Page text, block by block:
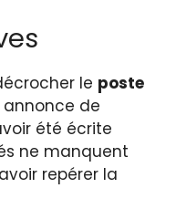
le poste
de
été écrite
ne manquent
repérer la